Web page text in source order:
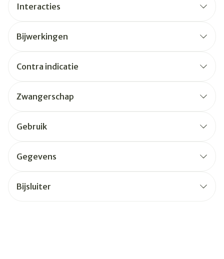
Interacties
Bijwerkingen
Contra indicatie
Zwangerschap
Gebruik
Gegevens
Bijsluiter